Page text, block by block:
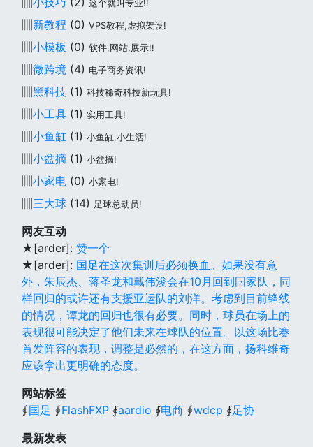
这个就叫专业!!
新教程 (0) VPS教程,虚拟架设!
小模板 (0) 软件,网站,展示!!
微跨境 (4) 电子商务资讯!
黑科技 (1) 科技稀奇科技新玩具!
小工具 (1) 实用工具!
小鱼缸 (1) 小鱼缸,小生活!
小盆摘 (1) 小盆摘!
小家电 (0) 小家电!
三大球 (14) 足球总动员!
网友互动
★[arder]: 赞一个
★[arder]: 国足在这次集训后必须换血。如果没有意
外，朱辰杰、蒋圣龙和戴伟浚会在10月回到国家队，同
样回归的或许还有支援亚运队的刘洋。考虑到目前锋线
的情况，谭龙的回归也很有必要。同时，球员在场上的
表现很可能决定了他们未来在球队的位置。以这场比赛
首发阵容的表现，调整是必然的，在这方面，扬科维奇
应该拿出更明确的态度。
网站标签
∮国足 ∮FlashFXP ∮aardio ∮电商 ∮wdcp ∮足协
最新发表